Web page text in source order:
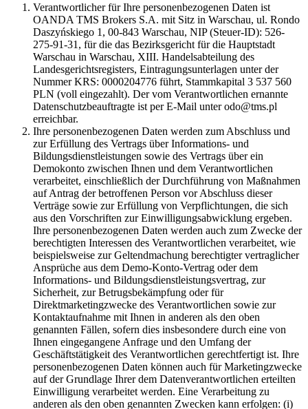
Verantwortlicher für Ihre personenbezogenen Daten ist
OANDA TMS Brokers S.A. mit Sitz in Warschau, ul. Rondo
Daszyńskiego 1, 00-843 Warschau, NIP (Steuer-ID): 526-
275-91-31, für die das Bezirksgericht für die Hauptstadt
Warschau in Warschau, XIII. Handelsabteilung des
Landesgerichtsregisters, Eintragungsunterlagen unter der
Nummer KRS: 0000204776 führt, Stammkapital 3 537 560
PLN (voll eingezahlt). Der vom Verantwortlichen ernannte
Datenschutzbeauftragte ist per E-Mail unter odo@tms.pl
erreichbar.
Ihre personenbezogenen Daten werden zum Abschluss und
zur Erfüllung des Vertrags über Informations- und
Bildungsdienstleistungen sowie des Vertrags über ein
Demokonto zwischen Ihnen und dem Verantwortlichen
verarbeitet, einschließlich der Durchführung von Maßnahmen
auf Antrag der betroffenen Person vor Abschluss dieser
Verträge sowie zur Erfüllung von Verpflichtungen, die sich
aus den Vorschriften zur Einwilligungsabwicklung ergeben.
Ihre personenbezogenen Daten werden auch zum Zwecke der
berechtigten Interessen des Verantwortlichen verarbeitet, wie
beispielsweise zur Geltendmachung berechtigter vertraglicher
Ansprüche aus dem Demo-Konto-Vertrag oder dem
Informations- und Bildungsdienstleistungsvertrag, zur
Sicherheit, zur Betrugsbekämpfung oder für
Direktmarketingzwecke des Verantwortlichen sowie zur
Kontaktaufnahme mit Ihnen in anderen als den oben
genannten Fällen, sofern dies insbesondere durch eine von
Ihnen eingegangene Anfrage und den Umfang der
Geschäftstätigkeit des Verantwortlichen gerechtfertigt ist. Ihre
personenbezogenen Daten können auch für Marketingzwecke
auf der Grundlage Ihrer dem Datenverantwortlichen erteilten
Einwilligung verarbeitet werden. Eine Verarbeitung zu
anderen als den oben genannten Zwecken kann erfolgen: (i)